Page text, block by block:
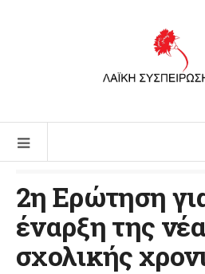
2η Ερώτηση
έναρξη της
σχολικής